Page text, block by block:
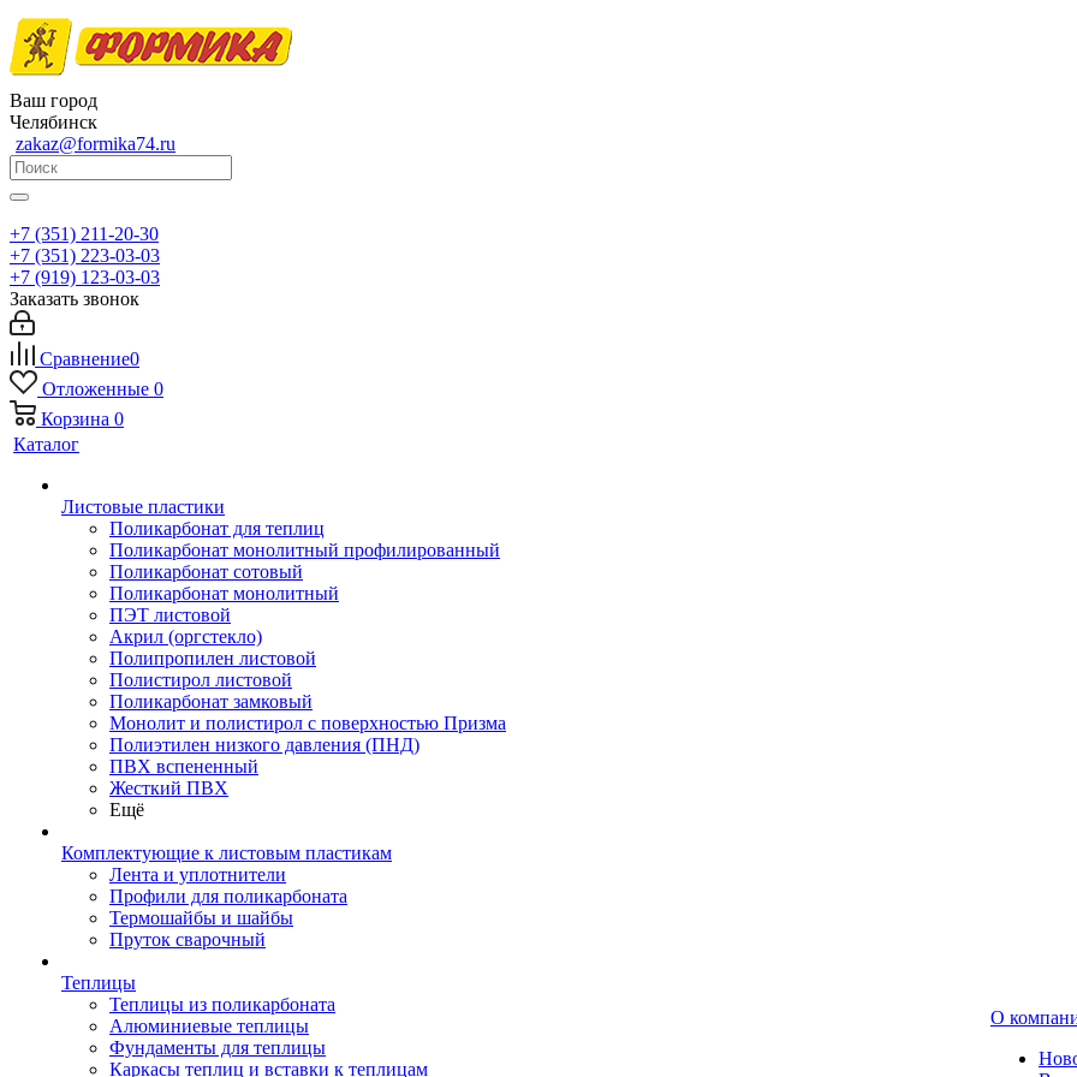
Ваш город
Челябинск
zakaz@formika74.ru
+7 (351) 211-20-30
+7 (351) 223-03-03
+7 (919) 123-03-03
Заказать звонок
Сравнение0
Отложенные 0
Корзина 0
Каталог
Листовые пластики
Поликарбонат для теплиц
Поликарбонат монолитный профилированный
Поликарбонат сотовый
Поликарбонат монолитный
ПЭТ листовой
Акрил (оргстекло)
Полипропилен листовой
Полистирол листовой
Поликарбонат замковый
Монолит и полистирол с поверхностью Призма
Полиэтилен низкого давления (ПНД)
ПВХ вспененный
Жесткий ПВХ
Ещё
Комплектующие к листовым пластикам
Лента и уплотнители
Профили для поликарбоната
Термошайбы и шайбы
Пруток сварочный
Теплицы
Теплицы из поликарбоната
Алюминиевые теплицы
Фундаменты для теплицы
Каркасы теплиц и вставки к теплицам
О